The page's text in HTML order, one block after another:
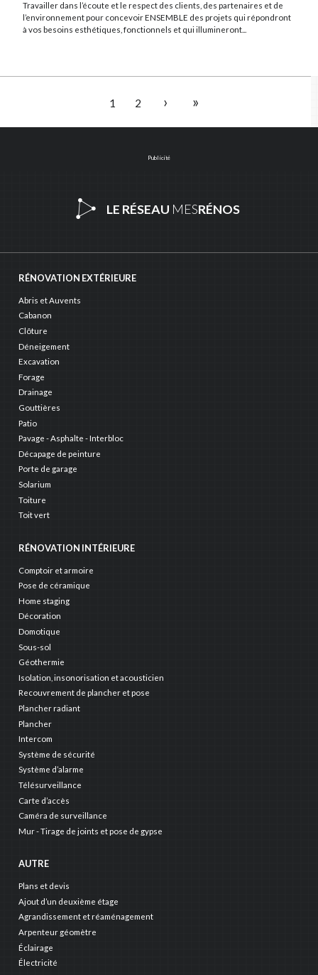
Travailler dans l’écoute et le respect des clients, des partenaires et de
l’environnement pour concevoir ENSEMBLE des projets qui répondront
à vos besoins esthétiques, fonctionnels et qui illumineront...
1 2 › »
Publicité
LE RÉSEAU MESRÉNOS
RÉNOVATION EXTÉRIEURE
Abris et Auvents
Cabanon
Clôture
Déneigement
Excavation
Forage
Drainage
Gouttières
Patio
Pavage - Asphalte - Interbloc
Décapage de peinture
Porte de garage
Solarium
Toiture
Toit vert
RÉNOVATION INTÉRIEURE
Comptoir et armoire
Pose de céramique
Home staging
Décoration
Domotique
Sous-sol
Géothermie
Isolation, insonorisation et acousticien
Recouvrement de plancher et pose
Plancher radiant
Plancher
Intercom
Système de sécurité
Système d’alarme
Télésurveillance
Carte d’accès
Caméra de surveillance
Mur - Tirage de joints et pose de gypse
AUTRE
Plans et devis
Ajout d’un deuxième étage
Agrandissement et réaménagement
Arpenteur géomètre
Éclairage
Électricité